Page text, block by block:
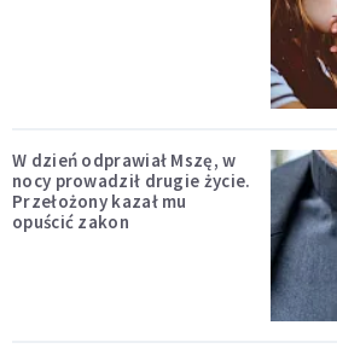
W dzień odprawiał Mszę, w
nocy prowadził drugie życie.
Przełożony kazał mu
opuścić zakon